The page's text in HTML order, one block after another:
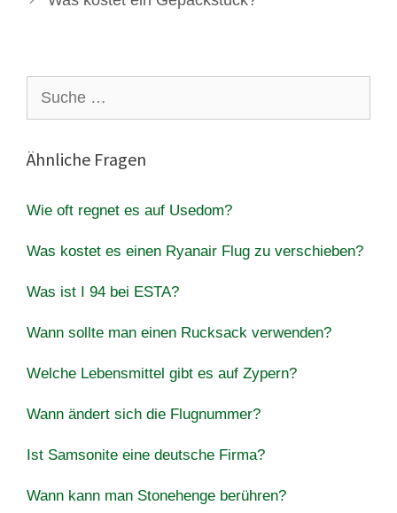
nach:
Ähnliche Fragen
Wie oft regnet es auf Usedom?
Was kostet es einen Ryanair Flug zu verschieben?
Was ist I 94 bei ESTA?
Wann sollte man einen Rucksack verwenden?
Welche Lebensmittel gibt es auf Zypern?
Wann ändert sich die Flugnummer?
Ist Samsonite eine deutsche Firma?
Wann kann man Stonehenge berühren?